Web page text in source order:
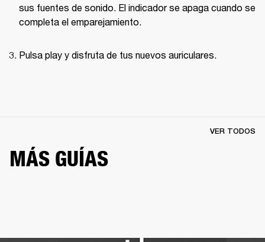
sus fuentes de sonido. El indicador se apaga cuando se
completa el emparejamiento.
Pulsa play y disfruta de tus nuevos auriculares.
MÁS GUÍAS
VER TODOS